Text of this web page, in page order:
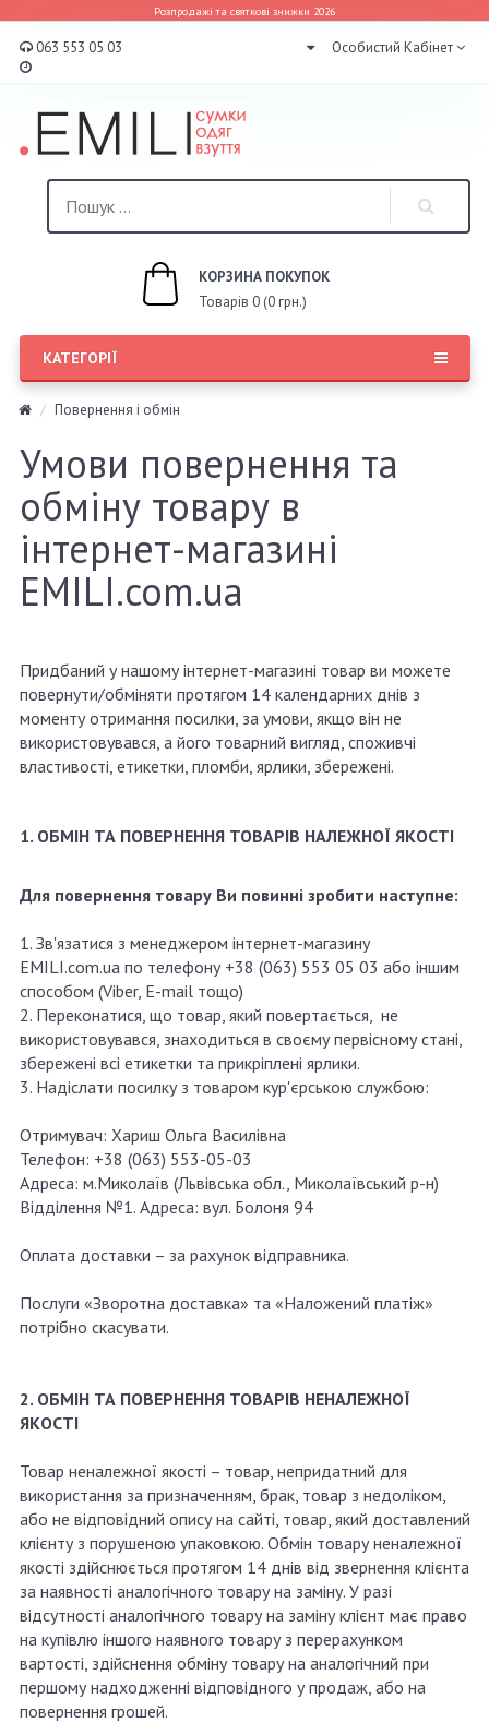
Розпродажі та святкові знижки 2026
063 553 05 03 Особистий Кабінет
КОРЗИНА ПОКУПОК
Товарів 0 (0 грн.)
КАТЕГОРІЇ
Повернення і обмін
Умови повернення та
обміну товару в
інтернет-магазині
EMILI.com.ua
Придбаний у нашому інтернет-магазині товар ви можете
повернути/обміняти протягом 14 календарних днів з
моменту отримання посилки, за умови, якщо він не
використовувався, а його товарний вигляд, споживчі
властивості, етикетки, пломби, ярлики, збережені.
1. ОБМІН ТА ПОВЕРНЕННЯ ТОВАРІВ НАЛЕЖНОЇ ЯКОСТІ
Для повернення товару Ви повинні зробити наступне:
1. Зв'язатися з менеджером інтернет-магазину
EMILI.com.ua по телефону +38 (063) 553 05 03 або іншим
способом (Viber, E-mail тощо)
2. Переконатися, що товар, який повертається, не
використовувався, знаходиться в своєму первісному стані,
збережені всі етикетки та прикріплені ярлики.
3. Надіслати посилку з товаром кур'єрською службою:
Отримувач: Хариш Ольга Василівна
Телефон: +38 (063) 553-05-03
Адреса: м.Миколаїв (Львівська обл., Миколаївський р-н)
Відділення №1. Адреса: вул. Болоня 94
Оплата доставки – за рахунок відправника.
Послуги «Зворотна доставка» та «Наложений платіж»
потрібно скасувати.
2. ОБМІН ТА ПОВЕРНЕННЯ ТОВАРІВ НЕНАЛЕЖНОЇ
ЯКОСТІ
Товар неналежної якості – товар, непридатний для
використання за призначенням, брак, товар з недоліком,
або не відповідний опису на сайті, товар, який доставлений
клієнту з порушеною упаковкою. Обмін товару неналежної
якості здійснюється протягом 14 днів від звернення клієнта
за наявності аналогічного товару на заміну. У разі
відсутності аналогічного товару на заміну клієнт має право
на купівлю іншого наявного товару з перерахунком
вартості, здійснення обміну товару на аналогічний при
першому надходженні відповідного у продаж, або на
повернення грошей.